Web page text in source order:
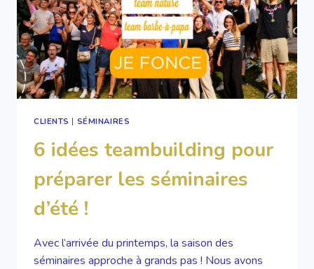
CLIENTS | SÉMINAIRES
6 idées teambuilding pour
préparer les séminaires
d’été !
Avec l’arrivée du printemps, la saison des
séminaires approche à grands pas ! Nous avons